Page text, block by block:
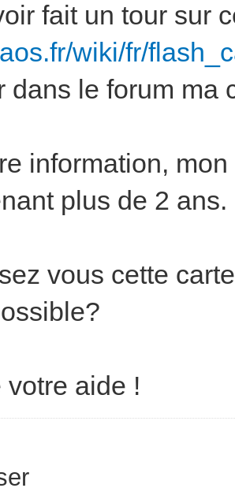
fait un tour sur
wiki/fr/
dans le forum ma
information,
plus de 2 ans.
vous cette
votre aide !